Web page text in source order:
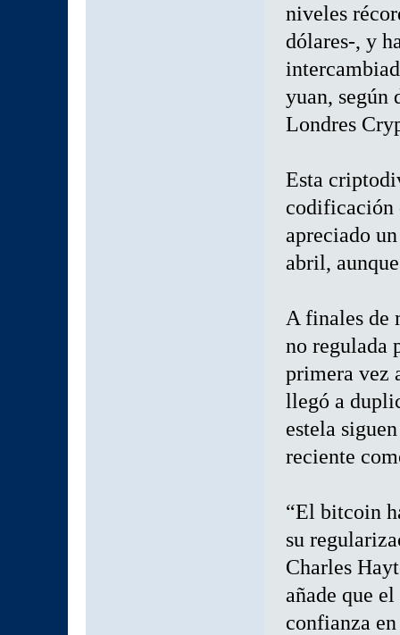
niveles
dólares-, y
yuan, según
Londres
Esta
codificación
apreciado
abril,
A finales de
no regulada
primera vez
llegó a
estela
reciente
“El bitcoin
su
Charles
añade que
confianza